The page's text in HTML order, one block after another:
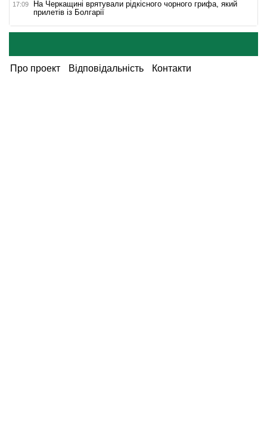
17:09
На Черкащині врятували рідкісного чорного грифа, який
прилетів із Болгарії
Про проект Відповідальність Контакти